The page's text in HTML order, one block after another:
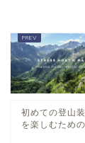
初めての登山
を楽しむため